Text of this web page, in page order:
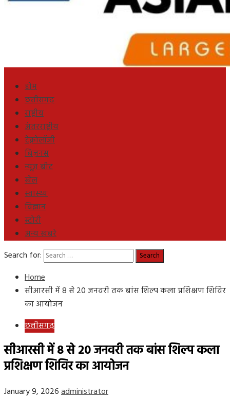
होम
छत्तीसगढ़
राष्ट्रीय
अंतरराष्ट्रीय
टेक्नोलॉजी
बिज़नस
न्यूज़ बीट
खेल
स्वास्थ्य
विज्ञान
स्टोरी
अन्य खबरे
Search for:
Home
सीआरसी में 8 से 20 जनवरी तक बांस शिल्प कला प्रशिक्षण शिविर
का आयोजन
छत्तीसगढ़
सीआरसी में 8 से 20 जनवरी तक बांस शिल्प कला
प्रशिक्षण शिविर का आयोजन
January 9, 2026administrator